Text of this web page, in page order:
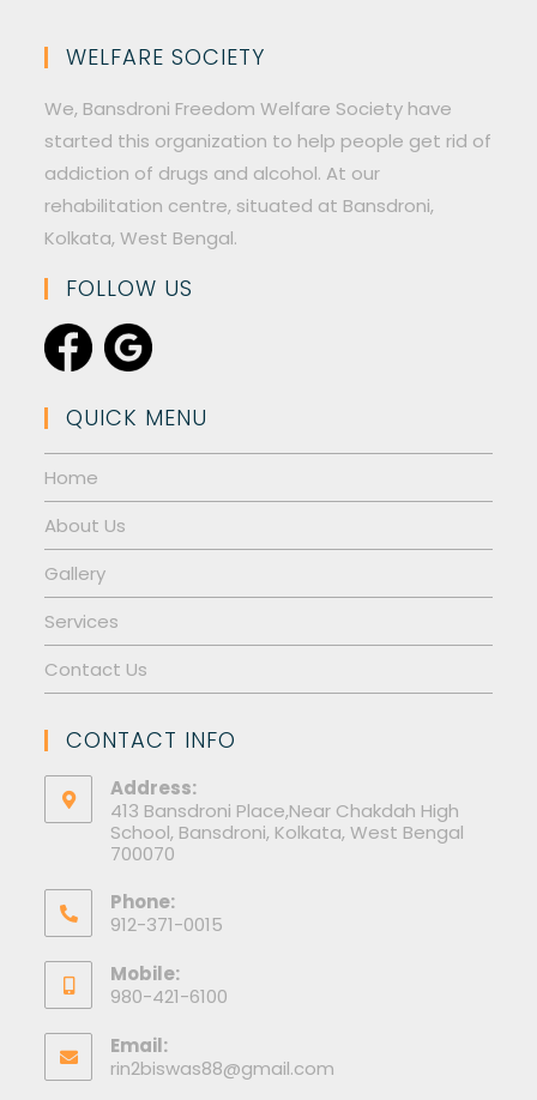
WELFARE SOCIETY
We, Bansdroni Freedom Welfare Society have
started this organization to help people get rid of
addiction of drugs and alcohol. At our
rehabilitation centre, situated at Bansdroni,
Kolkata, West Bengal.
FOLLOW US
QUICK MENU
Home
About Us
Gallery
Services
Contact Us
CONTACT INFO
Address:
413 Bansdroni Place,Near Chakdah High
School, Bansdroni, Kolkata, West Bengal
700070
Phone:
912-371-0015
Mobile:
980-421-6100
Email:
rin2biswas88@gmail.com